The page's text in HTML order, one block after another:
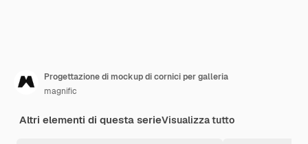
Progettazione di mockup di cornici per galleria
magnific
Altri elementi di questa serieVisualizza tutto